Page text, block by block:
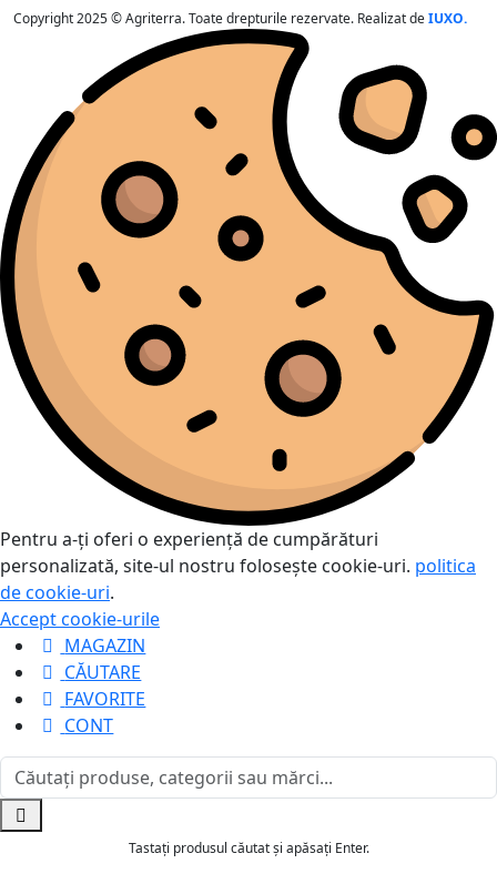
Copyright 2025 © Agriterra. Toate drepturile rezervate. Realizat deIUXO.
Pentru a-ți oferi o experiență de cumpărături
personalizată, site-ul nostru folosește cookie-uri. politica
de cookie-uri.
Accept cookie-urile
MAGAZIN
CĂUTARE
FAVORITE
CONT
Tastați produsul căutat și apăsați Enter.